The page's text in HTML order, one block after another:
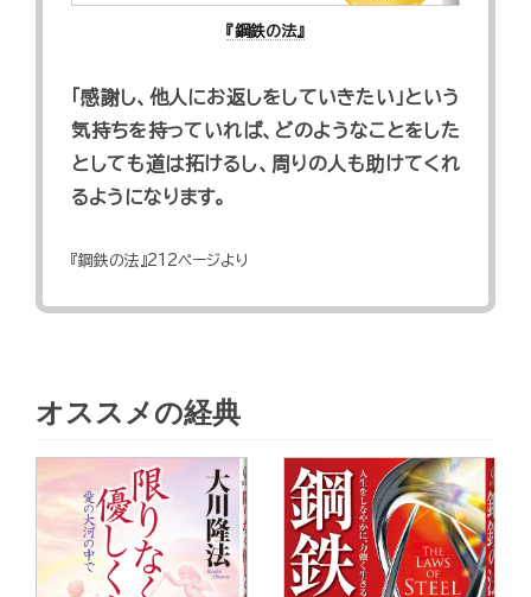
『鋼鉄の法』
「感謝し、他人にお返しをしていきたい」という
気持ちを持っていれば、どのようなことをした
としても道は拓けるし、周りの人も助けてくれ
るようになります。
『鋼鉄の法』212ページより
オススメの経典